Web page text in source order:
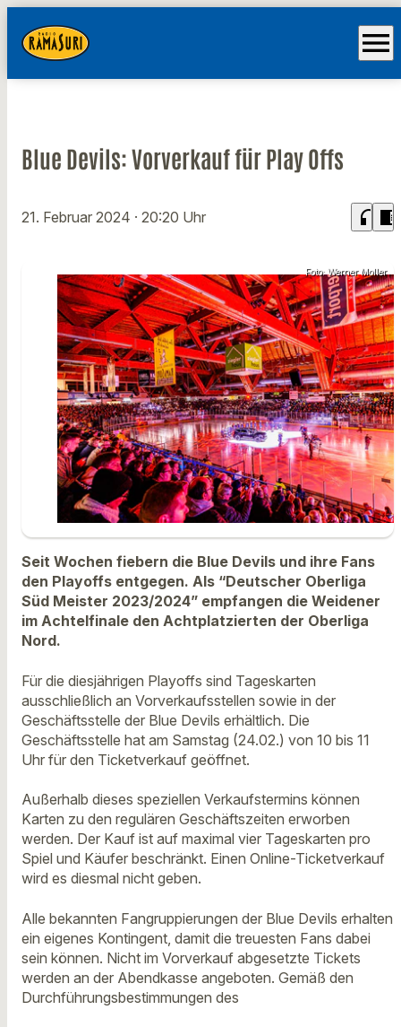
menu
Blue Devils: Vorverkauf für Play Offs
21. Februar 2024 · 20:20 Uhr headphones chrome_reader_mode
Foto: Werner Moller
Seit Wochen fiebern die Blue Devils und ihre Fans
den Playoffs entgegen. Als “Deutscher Oberliga
Süd Meister 2023/2024” empfangen die Weidener
im Achtelfinale den Achtplatzierten der Oberliga
Nord.
Für die diesjährigen Playoffs sind Tageskarten
ausschließlich an Vorverkaufsstellen sowie in der
Geschäftsstelle der Blue Devils erhältlich. Die
Geschäftsstelle hat am Samstag (24.02.) von 10 bis 11
Uhr für den Ticketverkauf geöffnet.
Außerhalb dieses speziellen Verkaufstermins können
Karten zu den regulären Geschäftszeiten erworben
werden. Der Kauf ist auf maximal vier Tageskarten pro
Spiel und Käufer beschränkt. Einen Online-Ticketverkauf
wird es diesmal nicht geben.
Alle bekannten Fangruppierungen der Blue Devils erhalten
ein eigenes Kontingent, damit die treuesten Fans dabei
sein können. Nicht im Vorverkauf abgesetzte Tickets
werden an der Abendkasse angeboten. Gemäß den
Durchführungsbestimmungen des